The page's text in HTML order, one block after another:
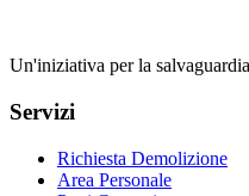
Un'iniziativa per la
Servizi
Richiesta Demolizione
Area Personale